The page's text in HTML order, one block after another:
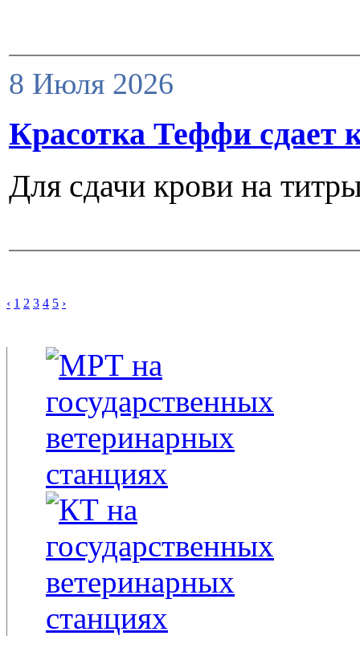
8 Июля 2026
Красотка Теффи сдает
Для сдачи крови на
‹ 1 2 3 4 5 ›